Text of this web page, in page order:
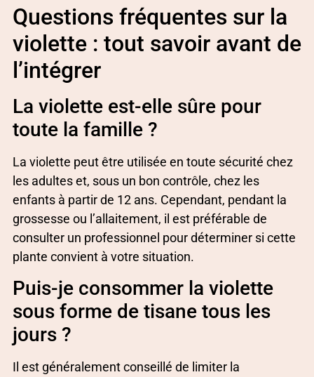
Questions fréquentes sur la
violette : tout savoir avant de
l’intégrer
La violette est-elle sûre pour
toute la famille ?
La violette peut être utilisée en toute sécurité chez
les adultes et, sous un bon contrôle, chez les
enfants à partir de 12 ans. Cependant, pendant la
grossesse ou l’allaitement, il est préférable de
consulter un professionnel pour déterminer si cette
plante convient à votre situation.
Puis-je consommer la violette
sous forme de tisane tous les
jours ?
Il est généralement conseillé de limiter la